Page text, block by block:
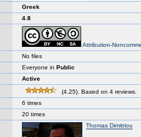
Greek
4.8
Attribution-
No files
Everyone in Public
Active
(4.25). Based on 4 reviews.
6 times
20 times
Thomas Dimitriou